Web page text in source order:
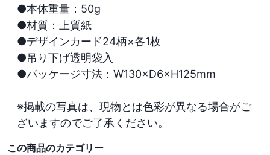
●本体重量：50g
●材質：上質紙
●デザインカード24柄×各1枚
●吊り下げ透明袋入
●パッケージ寸法：W130×D6×H125mm
※掲載の写真は、現物とは色彩が異なる場合がご
ざいますのでご了承ください。
この商品のカテゴリー